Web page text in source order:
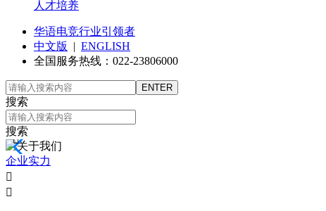
人才培养
华语电竞行业引领者
中文版
| ENGLISH
全国服务热线：022-23806000
搜索
搜索

企业实力

